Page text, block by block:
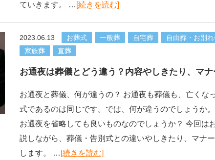
ていきます。 … [続きを読む]
2023.06.13 お葬式 一般葬 自宅葬 自由葬・お別れ
家族葬
直葬
お通夜は葬儀とどう違う？内容やしきたり、マ
お通夜と葬儀、何が違うの？ お通夜も葬儀も、亡くな
式であるのは同じです。では、何が違うのでしょうか。
お通夜を省略しても良いものなのでしょうか？ 今回は
説しながら、葬儀・告別式との違いやしきたり、マナ
します。 … [続きを読む]